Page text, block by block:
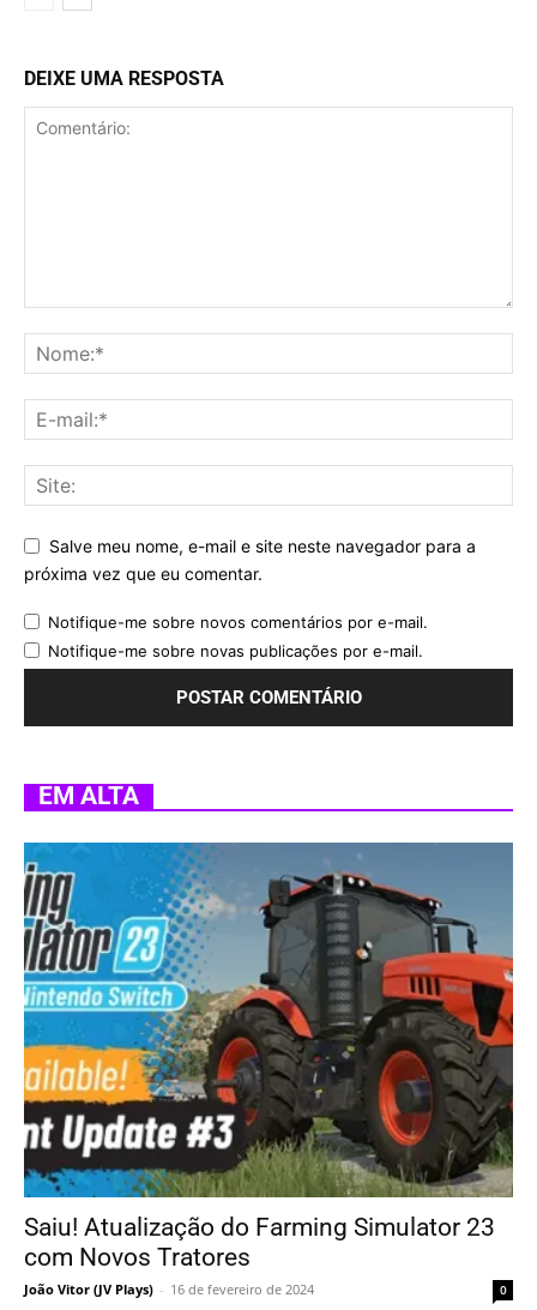
DEIXE UMA RESPOSTA
Salve meu nome, e-mail e site neste navegador para a
próxima vez que eu comentar.
Notifique-me sobre novos comentários por e-mail.
Notifique-me sobre novas publicações por e-mail.
EM ALTA
Saiu! Atualização do Farming Simulator 23
com Novos Tratores
João Vitor (JV Plays) - 16 de fevereiro de 2024 0